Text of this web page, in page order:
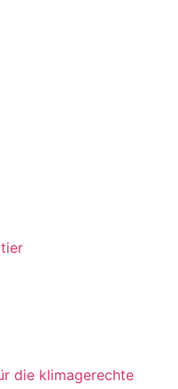
die klimagerechte